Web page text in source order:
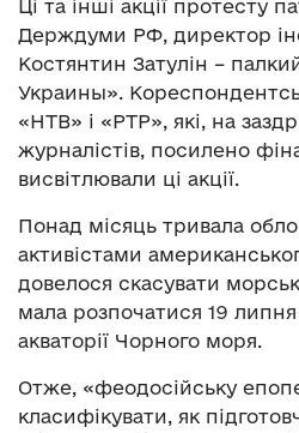
Ці та інші акції протесту
Держдуми РФ, директор
Костянтин Затулін –
Украины».
«НТВ» і «РТР», які, на
журналістів, посилено
висвітлювали ці акції.
Понад місяць тривала
активістами
довелося скасувати
мала розпочатися 19
акваторії Чорного моря.
Отже, «феодосійську
класифікувати, як